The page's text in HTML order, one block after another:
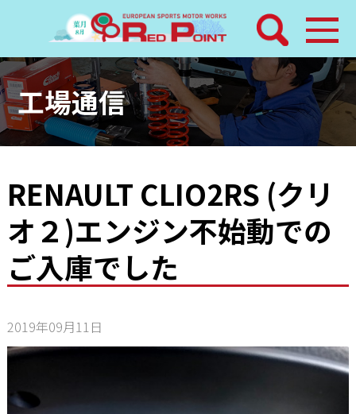
検索
ホーム
トピックス
レッドポイントパーツ
その他サービス
工場通信
お問い合わせ
工場通信
RENAULT CLIO2RS (クリ
オ２)エンジン不始動での
ご入庫でした
2019年09月11日